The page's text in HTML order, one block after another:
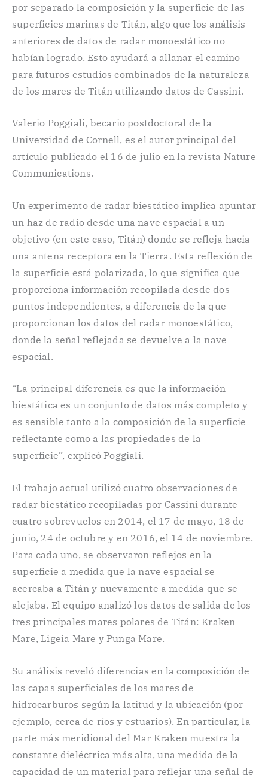
por separado la composición y la superficie de las
superficies marinas de Titán, algo que los análisis
anteriores de datos de radar monoestático no
habían logrado. Esto ayudará a allanar el camino
para futuros estudios combinados de la naturaleza
de los mares de Titán utilizando datos de Cassini.
Valerio Poggiali, becario postdoctoral de la
Universidad de Cornell, es el autor principal del
artículo publicado el 16 de julio en la revista Nature
Communications.
Un experimento de radar biestático implica apuntar
un haz de radio desde una nave espacial a un
objetivo (en este caso, Titán) donde se refleja hacia
una antena receptora en la Tierra. Esta reflexión de
la superficie está polarizada, lo que significa que
proporciona información recopilada desde dos
puntos independientes, a diferencia de la que
proporcionan los datos del radar monoestático,
donde la señal reflejada se devuelve a la nave
espacial.
“La principal diferencia es que la información
biestática es un conjunto de datos más completo y
es sensible tanto a la composición de la superficie
reflectante como a las propiedades de la
superficie”, explicó Poggiali.
El trabajo actual utilizó cuatro observaciones de
radar biestático recopiladas por Cassini durante
cuatro sobrevuelos en 2014, el 17 de mayo, 18 de
junio, 24 de octubre y en 2016, el 14 de noviembre.
Para cada uno, se observaron reflejos en la
superficie a medida que la nave espacial se
acercaba a Titán y nuevamente a medida que se
alejaba. El equipo analizó los datos de salida de los
tres principales mares polares de Titán: Kraken
Mare, Ligeia Mare y Punga Mare.
Su análisis reveló diferencias en la composición de
las capas superficiales de los mares de
hidrocarburos según la latitud y la ubicación (por
ejemplo, cerca de ríos y estuarios). En particular, la
parte más meridional del Mar Kraken muestra la
constante dieléctrica más alta, una medida de la
capacidad de un material para reflejar una señal de